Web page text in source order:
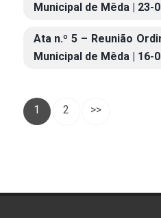
Municipal de Mêda | 23-
Ata n.º 5 – Reunião
Municipal de Mêda | 16-
1 2 >>